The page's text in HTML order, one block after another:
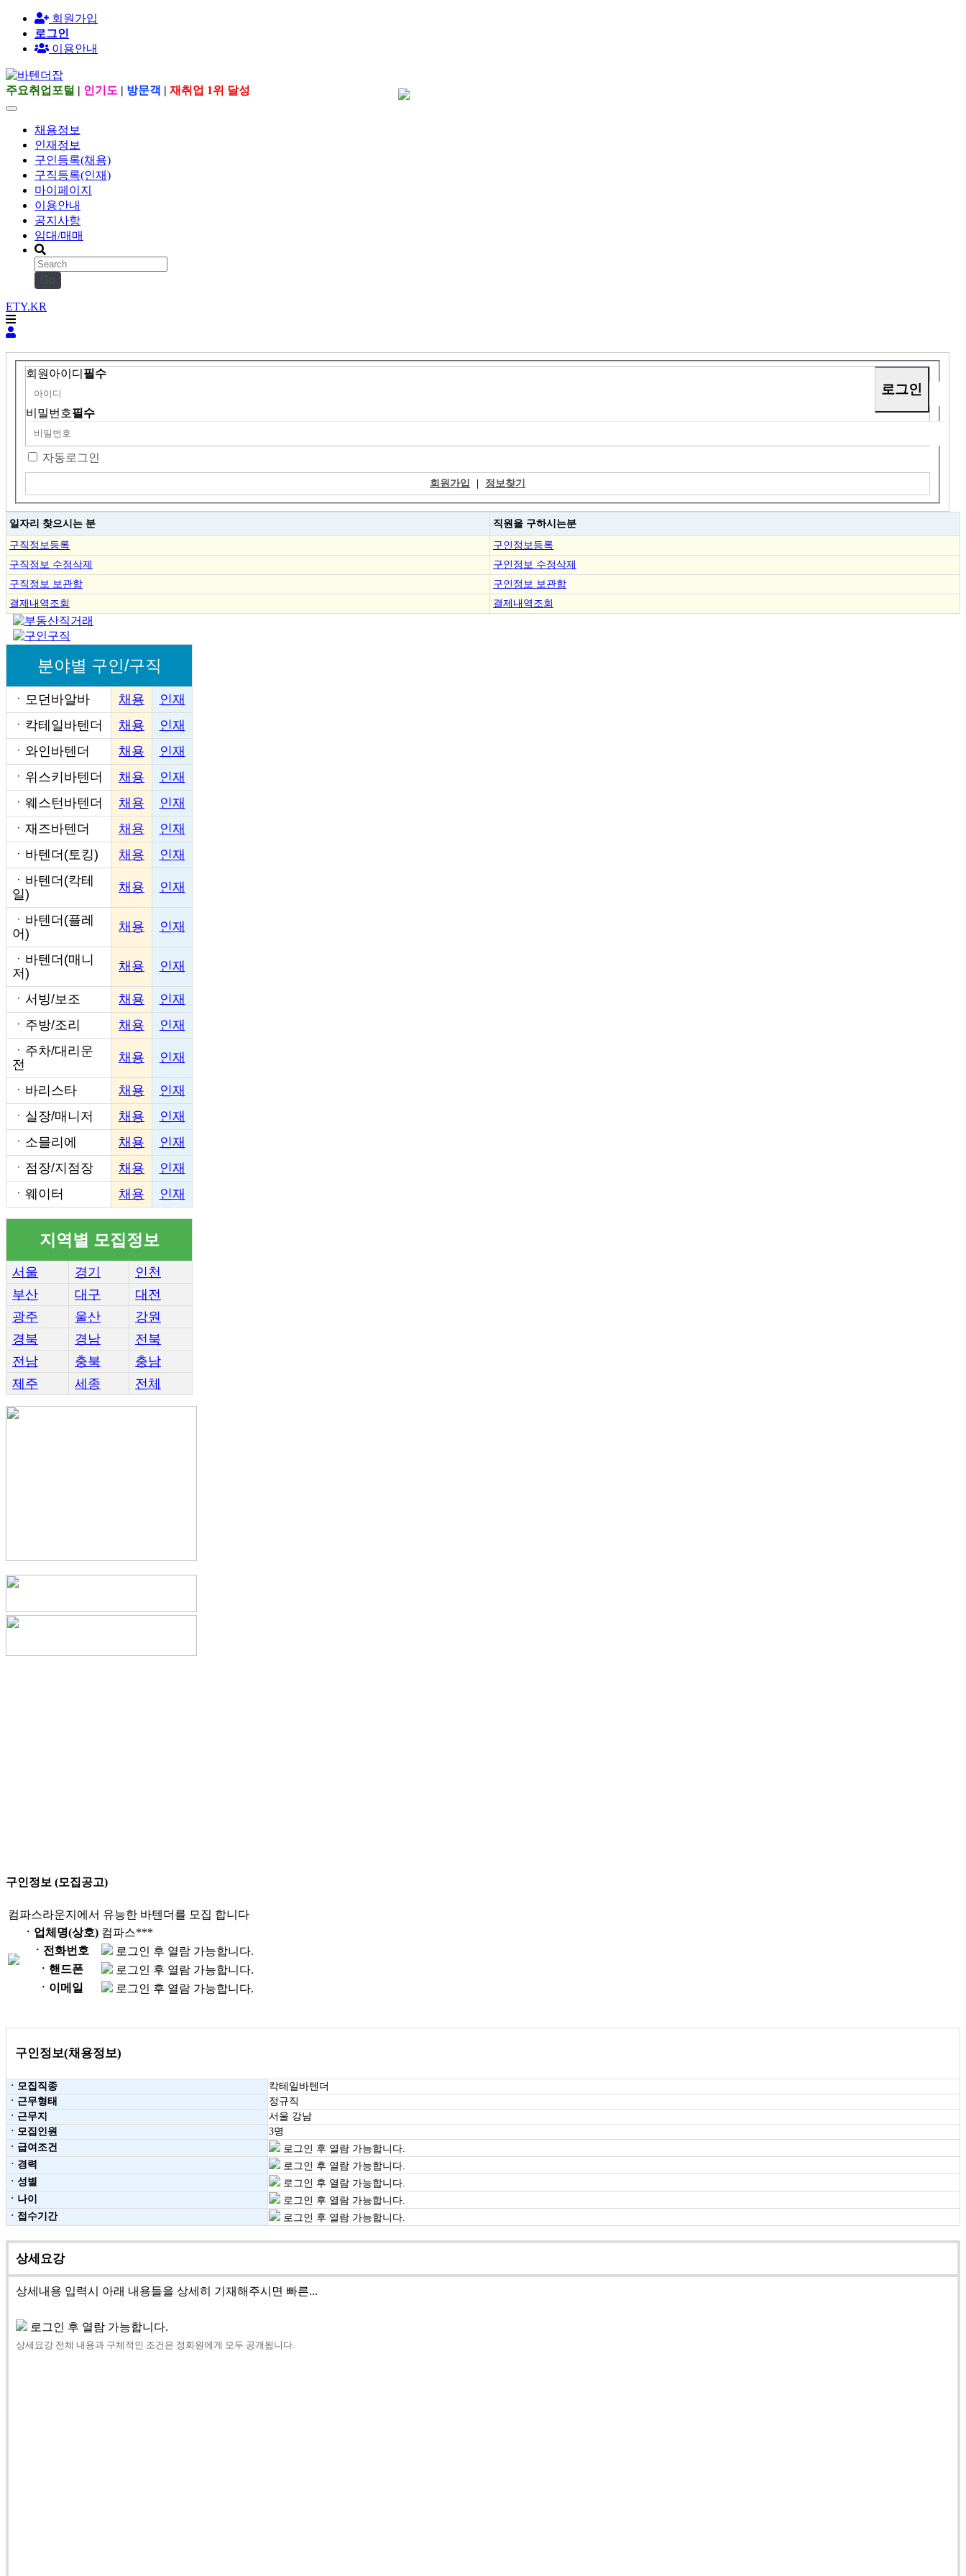
회원가입
로그인
이용안내
주요취업포털 | 인기도 | 방문객 | 재취업 1위 달성
채용정보
인재정보
구인등록(채용)
구직등록(인재)
마이페이지
이용안내
공지사항
임대/매매
ETY.KR
회원아이디 필수
비밀번호필수
자동로그인
회원가입 | 정보찾기
일자리 찾으시는 분 직원을 구하시는분
구직정보등록
구인정보등록
구직정보 수정삭제
구인정보 수정삭제
구직정보 보관함
구인정보 보관함
결제내역조회
결제내역조회
분야별 구인/구직
ㆍ 모던바알바 채용
인재
ㆍ 칵테일바텐더 채용
인재
ㆍ 와인바텐더 채용
인재
ㆍ 위스키바텐더 채용
인재
ㆍ 웨스턴바텐더 채용
인재
ㆍ 재즈바텐더 채용
인재
ㆍ 바텐더(토킹) 채용
인재
ㆍ 바텐더(칵테
일)
채용 인재
ㆍ 바텐더(플레
어)
채용 인재
ㆍ 바텐더(매니
저)
채용 인재
ㆍ 서빙/보조 채용
인재
ㆍ 주방/조리 채용
인재
ㆍ 주차/대리운
전
채용 인재
ㆍ 바리스타 채용
인재
ㆍ 실장/매니저 채용
인재
ㆍ 소믈리에 채용
인재
ㆍ 점장/지점장 채용
인재
ㆍ 웨이터 채용 인재
지역별 모집정보
서울 경기
인천
부산
대구
대전
광주
울산
강원
경북
경남
전북
전남
충북
충남
제주
세종 전체
구인정보 (모집공고)
컴파스라운지에서 유능한 바텐더를 모집 합니다
ㆍ업체명(상호) 컴파스***
ㆍ전화번호
로그인 후 열람 가능합니다.
ㆍ핸드폰
로그인 후 열람 가능합니다.
ㆍ이메일
로그인 후 열람 가능합니다.
구인정보(채용정보)
ㆍ모집직종
칵테일바텐더
ㆍ근무형태
정규직
ㆍ근무지
서울 강남
ㆍ모집인원
3명
ㆍ급여조건
로그인 후 열람 가능합니다.
ㆍ경력
로그인 후 열람 가능합니다.
ㆍ성별
로그인 후 열람 가능합니다.
ㆍ나이
로그인 후 열람 가능합니다.
ㆍ접수기간
로그인 후 열람 가능합니다.
상세요강
상세내용 입력시 아래 내용들을 상세히 기재해주시면 빠른...
로그인 후 열람 가능합니다.
상세요강 전체 내용과 구체적인 조건은 정회원에게 모두 공개됩니다.